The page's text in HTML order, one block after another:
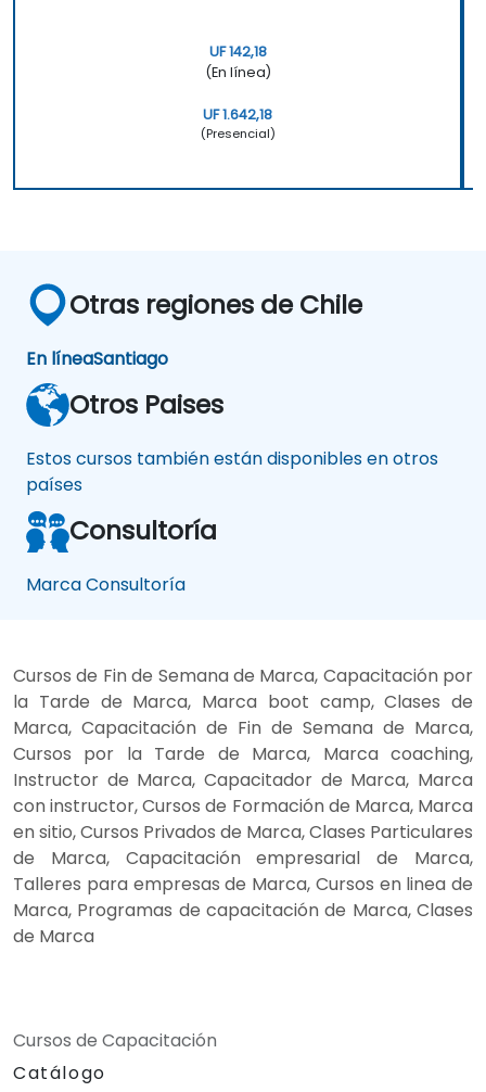
Administrar la escucha social en línea.
Utilizar la IA para hacer que la realización
de auditorías de marca rutinarias sea
UF 142,18
(En línea)
UF 1.642,18
(Presencial)
Otras regiones de Chile
En líneaSantiago
Otros Paises
Estos cursos también están disponibles en otros
países
Consultoría
Marca Consultoría
Cursos de Fin de Semana de Marca, Capacitación por
la Tarde de Marca, Marca boot camp, Clases de
Marca, Capacitación de Fin de Semana de Marca,
Cursos por la Tarde de Marca, Marca coaching,
Instructor de Marca, Capacitador de Marca, Marca
con instructor, Cursos de Formación de Marca, Marca
en sitio, Cursos Privados de Marca, Clases Particulares
de Marca, Capacitación empresarial de Marca,
Talleres para empresas de Marca, Cursos en linea de
Marca, Programas de capacitación de Marca, Clases
de Marca
Cursos de Capacitación
Catálogo